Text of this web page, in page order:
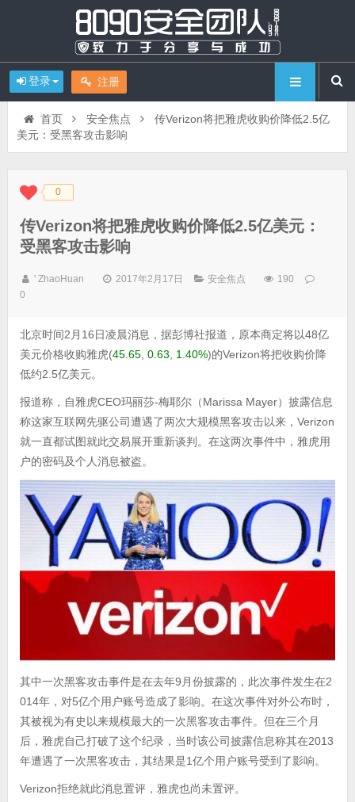
登录 注册
首页 安全焦点
传Verizon将把雅虎收购价降低2.5亿
美元：受黑客攻击影响
◆◆ 0
传Verizon将把雅虎收购价降低2.5亿美元：
受黑客攻击影响
' ZhaoHuan 2017年2月17日 安全焦点
190
0
北京时间2月16日凌晨消息，据彭博社报道，原本商定将以48亿
美元价格收购雅虎(45.65, 0.63 1.40%)的Verizon将把收购价降
低约2.5亿美元。
报道称，自雅虎CEO玛丽莎-梅耶尔（Marissa Mayer）披露信息
称这家互联网先驱公司遭遇了两次大规模黑客攻击以来，Verizon
就一直都试图就此交易展开重新谈判。在这两次事件中，雅虎用
户的密码及个人消息被盗。
其中一次黑客攻击事件是在去年9月份披露的，此次事件发生在2
014年，对5亿个用户账号造成了影响。在这次事件对外公布时，
其被视为有史以来规模最大的一次黑客攻击事件。但在三个月
后，雅虎自己打破了这个纪录，当时该公司披露信息称其在2013
年遭遇了一次黑客攻击，其结果是1亿个用户账号受到了影响。
Verizon拒绝就此消息置评，雅虎也尚未置评。